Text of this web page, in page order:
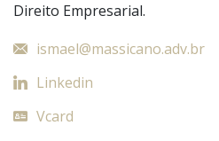
Direito Empresarial.
ismael@massicano.adv.br
Linkedin
Vcard